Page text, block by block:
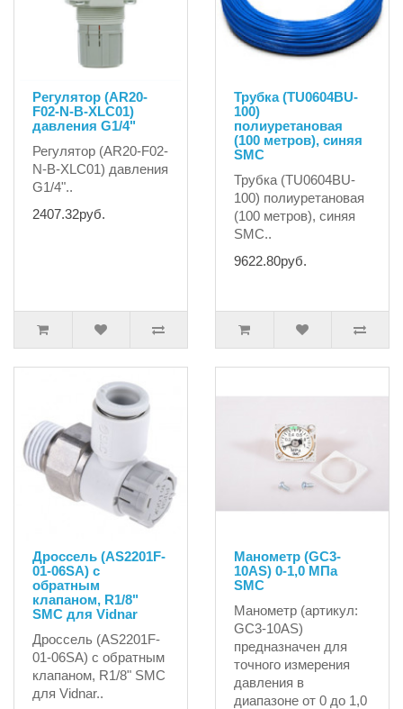
Регулятор (AR20-
F02-N-B-XLC01)
давления G1/4"
Регулятор (AR20-F02-
N-B-XLC01) давления
G1/4"..
2407.32руб.
Трубка (TU0604BU-
100)
полиуретановая
(100 метров), синяя
SMC
Трубка (TU0604BU-
100) полиуретановая
(100 метров), синяя
SMC..
9622.80руб.
Дроссель (AS2201F-
01-06SA) с
обратным
клапаном, R1/8"
SMC для Vidnar
Дроссель (AS2201F-
01-06SA) с обратным
клапаном, R1/8" SMC
для Vidnar..
Манометр (GC3-
10AS) 0-1,0 МПа
SMC
Манометр (артикул:
GC3-10AS)
предназначен для
точного измерения
давления в
диапазоне от 0 до 1,0